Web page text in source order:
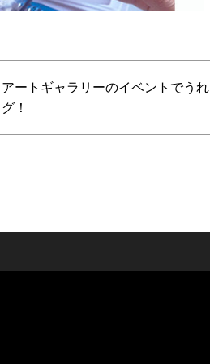
アートギャラリーのイベントでう
グ！